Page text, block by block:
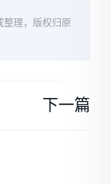
整理，版权归原
下一篇